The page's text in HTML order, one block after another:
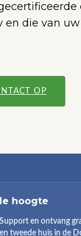
en die van
OP
hoogte
en ontvang
tweede huis in de